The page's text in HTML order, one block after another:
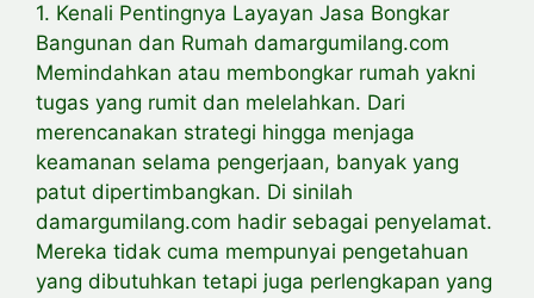
1. Kenali Pentingnya Layayan Jasa Bongkar
Bangunan dan Rumah damargumilang.com
Memindahkan atau membongkar rumah yakni
tugas yang rumit dan melelahkan. Dari
merencanakan strategi hingga menjaga
keamanan selama pengerjaan, banyak yang
patut dipertimbangkan. Di sinilah
damargumilang.com hadir sebagai penyelamat.
Mereka tidak cuma mempunyai pengetahuan
yang dibutuhkan tetapi juga perlengkapan yang